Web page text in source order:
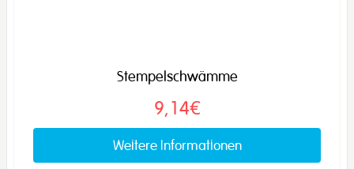
Stempelschwämme
9,14€
Weitere Informationen